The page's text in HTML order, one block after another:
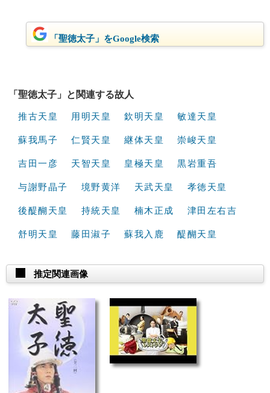
「聖徳太子」をGoogle検索
「聖徳太子」と関連する故人
推古天皇 用明天皇 欽明天皇 敏達天皇
蘇我馬子 仁賢天皇 継体天皇 崇峻天皇
吉田一彦 天智天皇 皇極天皇 黒岩重吾
与謝野晶子 境野黄洋 天武天皇 孝徳天皇
後醍醐天皇 持統天皇 楠木正成 津田左右吉
舒明天皇 藤田淑子 蘇我入鹿 醍醐天皇
推定関連画像